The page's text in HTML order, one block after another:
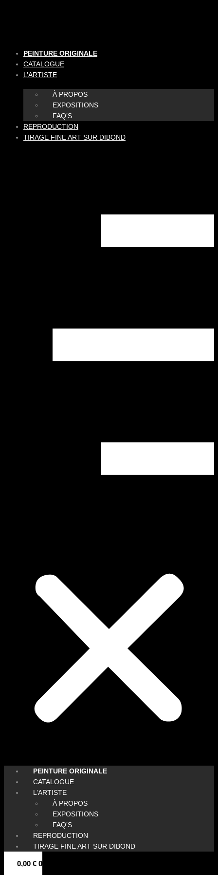
PEINTURE ORIGINALE
CATALOGUE
L’ARTISTE
À PROPOS
EXPOSITIONS
FAQ’S
REPRODUCTION
TIRAGE FINE ART SUR DIBOND
PEINTURE ORIGINALE
CATALOGUE
L’ARTISTE
À PROPOS
EXPOSITIONS
FAQ’S
REPRODUCTION
TIRAGE FINE ART SUR DIBOND
0,00 € 0